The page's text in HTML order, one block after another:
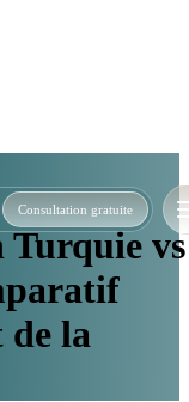
Consultation gratuite
Turquie vs
de la